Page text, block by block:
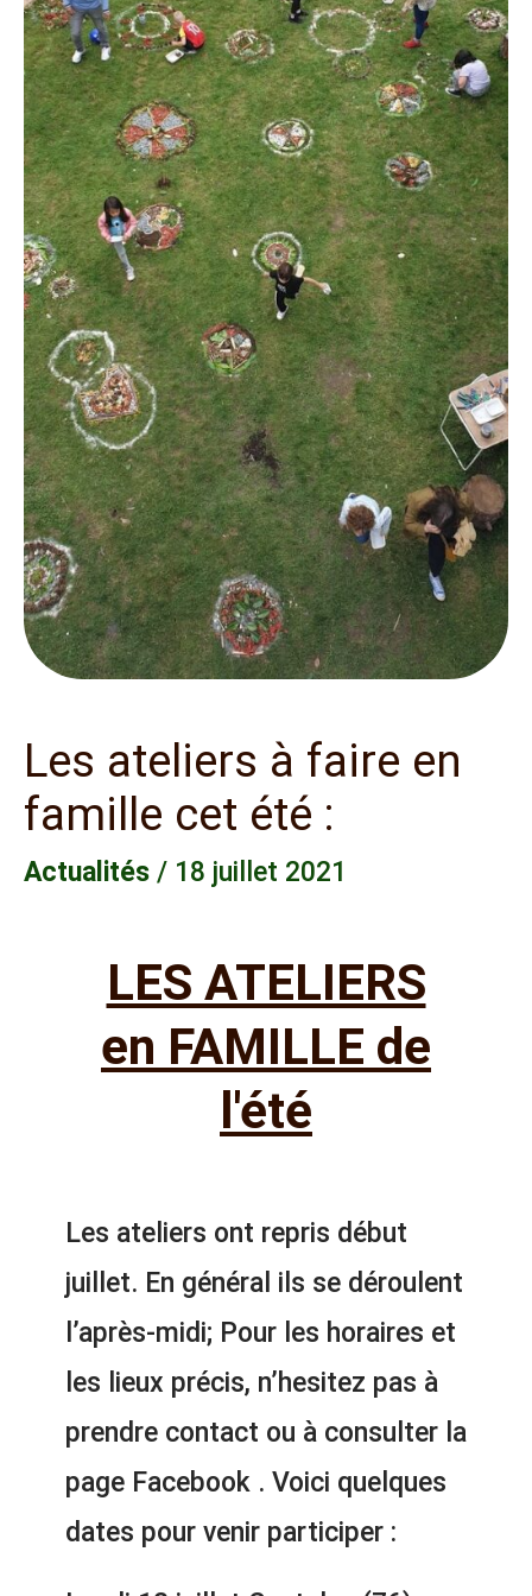
Les ateliers à faire en
famille cet été :
Actualités / 18 juillet 2021
LES ATELIERS
en FAMILLE de
l'été
Les ateliers ont repris début
juillet. En général ils se déroulent
l’après-midi; Pour les horaires et
les lieux précis, n’hesitez pas à
prendre contact ou à consulter la
page Facebook . Voici quelques
dates pour venir participer :